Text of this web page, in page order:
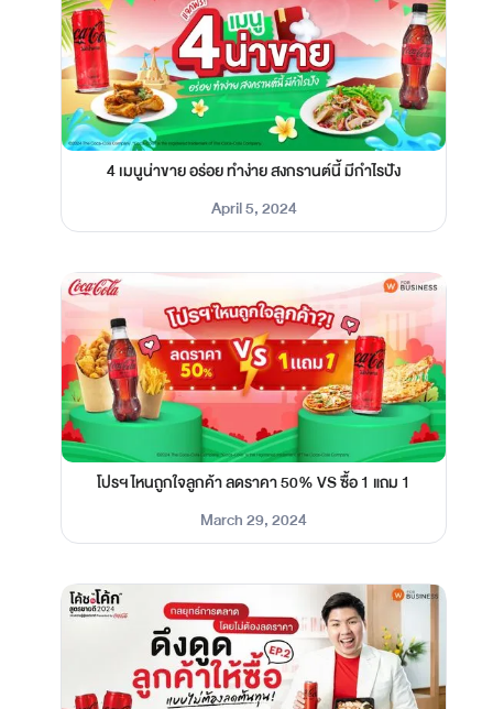
4 เมนูน่าขาย อร่อย ทำง่าย สงกรานต์นี้ มีกำไรปัง
April 5, 2024
โปรฯ ไหนถูกใจลูกค้า ลดราคา 50% VS ซื้อ 1 แถม 1
March 29, 2024